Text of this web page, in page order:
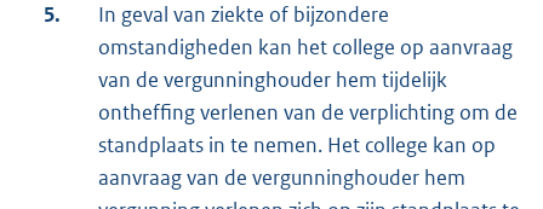
5.
In geval van ziekte of bijzondere
omstandigheden kan het college op aanvraag
van de vergunninghouder hem tijdelijk
ontheffing verlenen van de verplichting om de
standplaats in te nemen. Het college kan op
aanvraag van de vergunninghouder hem